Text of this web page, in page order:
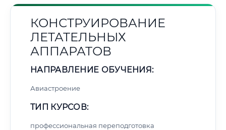
КОНСТРУИРОВАНИЕ
ЛЕТАТЕЛЬНЫХ
АППАРАТОВ
НАПРАВЛЕНИЕ ОБУЧЕНИЯ:
Авиастроение
ТИП КУРСОВ:
профессиональная переподготовка